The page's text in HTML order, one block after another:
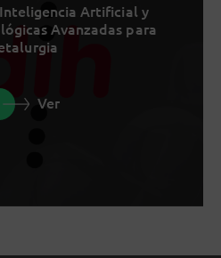
Artificial y
Avanzadas para
Ver